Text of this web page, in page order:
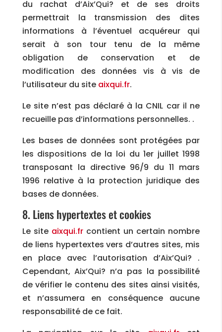
du rachat d’Aix’Qui? et de ses droits
permettrait la transmission des dites
informations à l’éventuel acquéreur qui
serait à son tour tenu de la même
obligation de conservation et de
modification des données vis à vis de
l’utilisateur du site aixqui.fr.
Le site n’est pas déclaré à la CNIL car il ne
recueille pas d’informations personnelles. .
Les bases de données sont protégées par
les dispositions de la loi du 1er juillet 1998
transposant la directive 96/9 du 11 mars
1996 relative à la protection juridique des
bases de données.
8. Liens hypertextes et cookies
Le site aixqui.frcontient un certain nombre
de liens hypertextes vers d’autres sites, mis
en place avec l’autorisation d’Aix’Qui? .
Cependant, Aix’Qui? n’a pas la possibilité
de vérifier le contenu des sites ainsi visités,
et n’assumera en conséquence aucune
responsabilité de ce fait.